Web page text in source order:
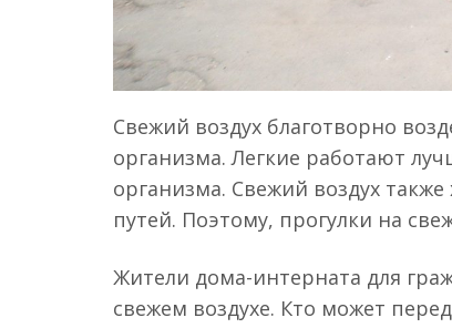
Свежий воздух благотворно
организма. Легкие работают
организма. Свежий воздух
путей. Поэтому, прогулки на
Жители дома-интерната для
свежем воздухе. Кто может